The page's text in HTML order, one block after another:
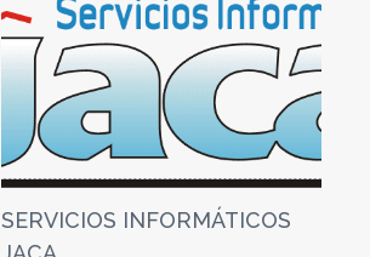
SERVICIOS INFORMÁTICOS